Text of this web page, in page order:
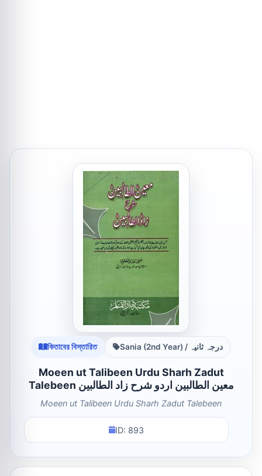
কিতাবের বিস্তারিত Sania (2nd Year) / درجہ ثانیہ
Moeen ut Talibeen Urdu Sharh Zadut
Talebeen معین الطالبین اردو شرح زاد الطالبین
Moeen ut Talibeen Urdu Sharh Zadut Talebeen
ID: 893